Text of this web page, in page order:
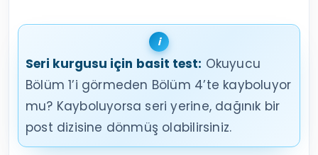
Seri kurgusu için basit test: Okuyucu
Bölüm 1’i görmeden Bölüm 4’te kayboluyor
mu? Kayboluyorsa seri yerine, dağınık bir
post dizisine dönmüş olabilirsiniz.